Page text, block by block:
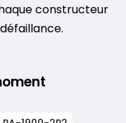
constructeur